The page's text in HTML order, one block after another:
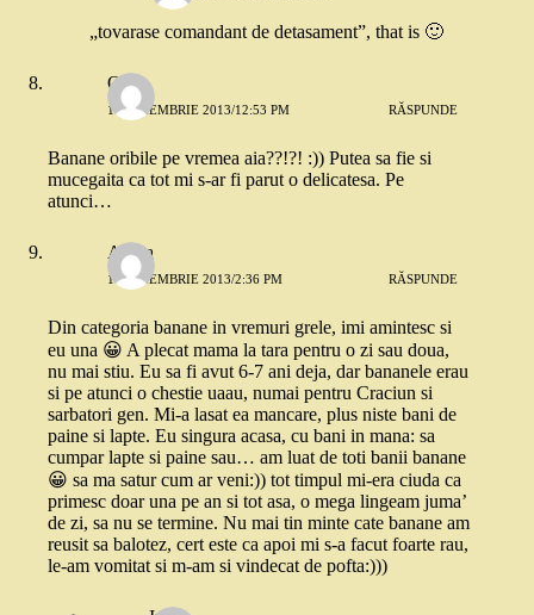
„tovarase comandant de detasament”, that is 🙂
Oana
11 NOIEMBRIE 2013/12:53 PM RĂSPUNDE
Banane oribile pe vremea aia??!?! :)) Putea sa fie si
mucegaita ca tot mi s-ar fi parut o delicatesa. Pe
atunci…
Adina
11 NOIEMBRIE 2013/2:36 PM RĂSPUNDE
Din categoria banane in vremuri grele, imi amintesc si
eu una 😀 A plecat mama la tara pentru o zi sau doua,
nu mai stiu. Eu sa fi avut 6-7 ani deja, dar bananele erau
si pe atunci o chestie uaau, numai pentru Craciun si
sarbatori gen. Mi-a lasat ea mancare, plus niste bani de
paine si lapte. Eu singura acasa, cu bani in mana: sa
cumpar lapte si paine sau… am luat de toti banii banane
😀 sa ma satur cum ar veni:)) tot timpul mi-era ciuda ca
primesc doar una pe an si tot asa, o mega lingeam juma’
de zi, sa nu se termine. Nu mai tin minte cate banane am
reusit sa balotez, cert este ca apoi mi s-a facut foarte rau,
le-am vomitat si m-am si vindecat de pofta:)))